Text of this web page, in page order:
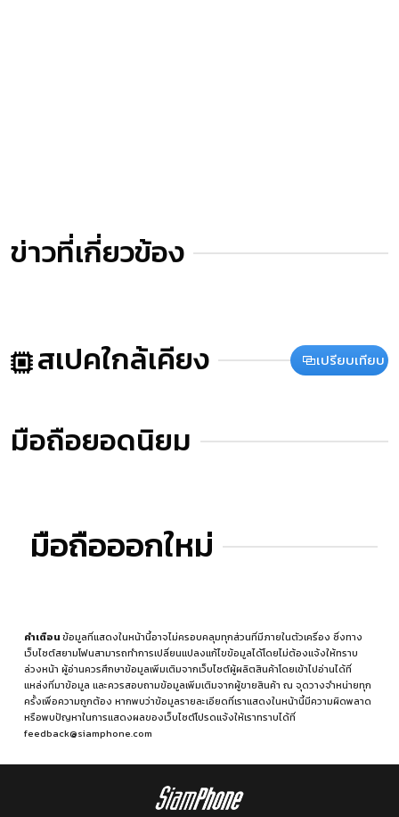
ข่าวที่เกี่ยวข้อง
สเปคใกล้เคียง เปรียบเทียบ
มือถือยอดนิยม
มือถือออกใหม่
คำเตือนข้อมูลที่แสดงในหน้านี้อาจไม่ครอบคลุมทุกส่วนที่มีภายในตัวเครื่อง ซึ่งทาง
เว็บไซต์สยามโฟนสามารถทำการเปลี่ยนแปลงแก้ไขข้อมูลได้โดยไม่ต้องแจ้งให้ทราบ
ล่วงหน้า ผู้อ่านควรศึกษาข้อมูลเพิ่มเติมจากเว็บไซต์ผู้ผลิตสินค้าโดยเข้าไปอ่านได้ที่
แหล่งที่มาข้อมูล และควรสอบถามข้อมูลเพิ่มเติมจากผู้ขายสินค้า ณ จุดวางจำหน่ายทุก
ครั้งเพื่อความถูกต้อง หากพบว่าข้อมูลรายละเอียดที่เราแสดงในหน้านี้มีความผิดพลาด
หรือพบปัญหาในการแสดงผลของเว็บไซต์โปรดแจ้งให้เราทราบได้ที่
feedback@siamphone.com